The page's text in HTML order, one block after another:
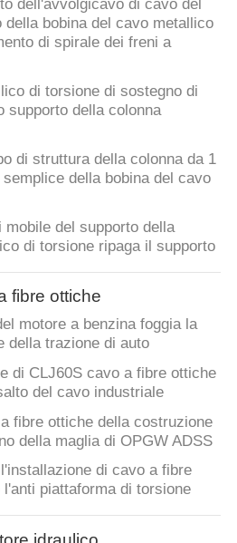
dell'avvolgicavo di cavo del
bobina del cavo metallico
di spirale dei freni a
di torsione di sostegno di
supporto della colonna
di struttura della colonna da 1
della bobina del cavo
del supporto della
di torsione ripaga il supporto
fibre ottiche
motore a benzina foggia la
della trazione di auto
di CLJ60S cavo a fibre ottiche
del cavo industriale
fibre ottiche della costruzione
della maglia di OPGW ADSS
di cavo a fibre
piattaforma di torsione